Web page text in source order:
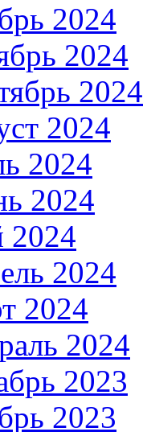
2024
2024
2024
2024
2024
2024
2024
2024
2024
2023
2023